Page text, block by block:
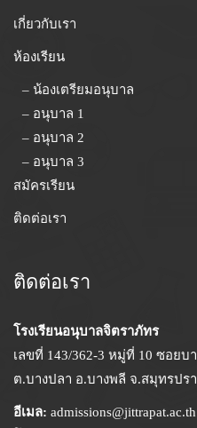
เกี่ยวกับเรา
ห้องเรียน
– น้องเตรียมอนุบาล
– อนุบาล 1
– อนุบาล 2
– อนุบาล 3
สมัครเรียน
ติดต่อเรา
ติดต่อเรา
โรงเรียนอนุบาลจิตราภัทร
เลขที่ 143/362-3 หมู่ที่ 10 ซอยบ
ต.บางปลา อ.บางพลี จ.สมุทรปรา
อีเมล: admissions@jittrapat.ac.th